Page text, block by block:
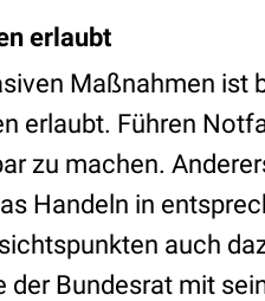
erlaubt
Maßnahmen ist
erlaubt. Führen
zu machen.
Handeln in
auch
der Bundesrat mit